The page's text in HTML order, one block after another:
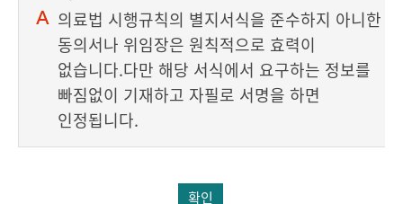
의료법 시행규칙의 별지서식을 준수하지 아니한
동의서나 위임장은 원칙적으로 효력이
없습니다.다만 해당 서식에서 요구하는 정보를
빠짐없이 기재하고 자필로 서명을 하면
인정됩니다.
확인